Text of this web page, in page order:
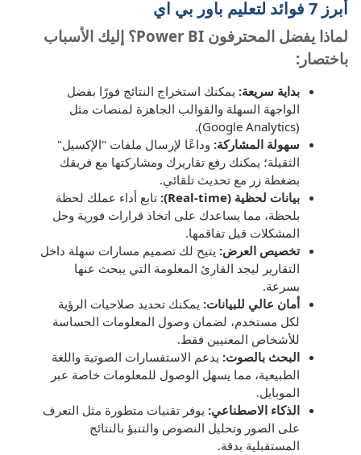
أبرز 7 فوائد لتعليم باور بي اي
لماذا يفضل المحترفون Power BI؟ إليك الأسباب
باختصار:
بداية سريعة: يمكنك استخراج النتائج فورًا بفضل
الواجهة السهلة والقوالب الجاهزة لمنصات مثل
(Google Analytics).
سهولة المشاركة: وداعًا لإرسال ملفات "الإكسيل"
الثقيلة؛ يمكنك رفع تقاريرك ومشاركتها مع فريقك
بضغطة زر مع تحديث تلقائي.
بيانات لحظية (Real-time):
تابع أداء عملك لحظة
بلحظة، مما يساعدك على اتخاذ قرارات فورية وحل
المشكلات قبل تفاقمها.
تخصيص العرض: يتيح لك تصميم مسارات سهلة داخل
التقارير ليجد القارئ المعلومة التي يبحث عنها
بسرعة.
أمان عالي للبيانات: يمكنك تحديد صلاحيات الرؤية
لكل مستخدم، لضمان وصول المعلومات الحساسة
للأشخاص المعنيين فقط.
البحث بالصوت: يدعم الاستفسارات الصوتية واللغة
الطبيعية، مما يسهل الوصول للمعلومات خاصة عبر
الموبايل.
الذكاء الاصطناعي: يوفر تقنيات متطورة مثل التعرف
على الصور وتحليل النصوص والتنبؤ بالنتائج
المستقبلية بدقة.